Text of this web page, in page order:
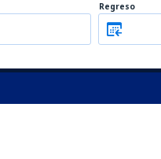
Regreso